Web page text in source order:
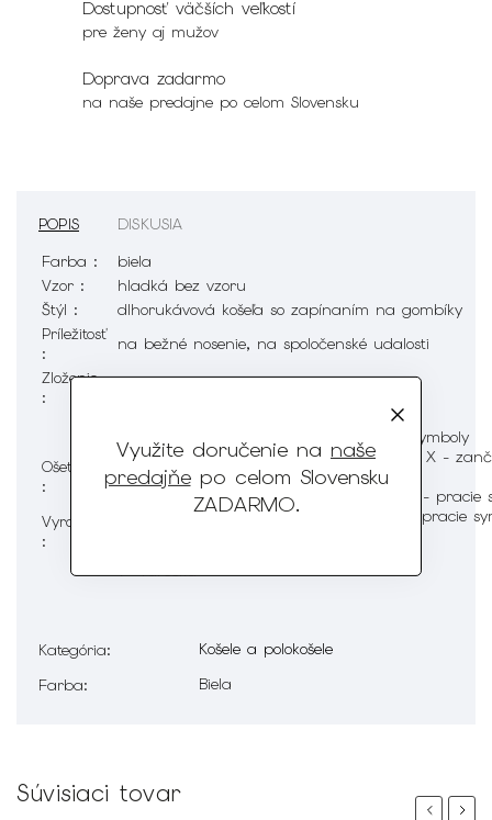
Využite doručenie na naše
predajňepo celom Slovensku
ZADARMO.
Dostupnosť väčších veľkostí
pre ženy aj mužov
Doprava zadarmo
na naše predajne po celom Slovensku
POPIS
DISKUSIA
Farba :
biela
Vzor :
hladká bez vzoru
Štýl :
dlhorukávová košeľa so zapínaním na gombíky
Príležitosť
:
na bežné nosenie, na spoločenské udalosti
Zloženie
:
Ošetrenie
:
Vyrobené
:
v Turecku
Kategória:
Košele a polokošele
Farba: Biela
Súvisiaci tovar
PreviousNext